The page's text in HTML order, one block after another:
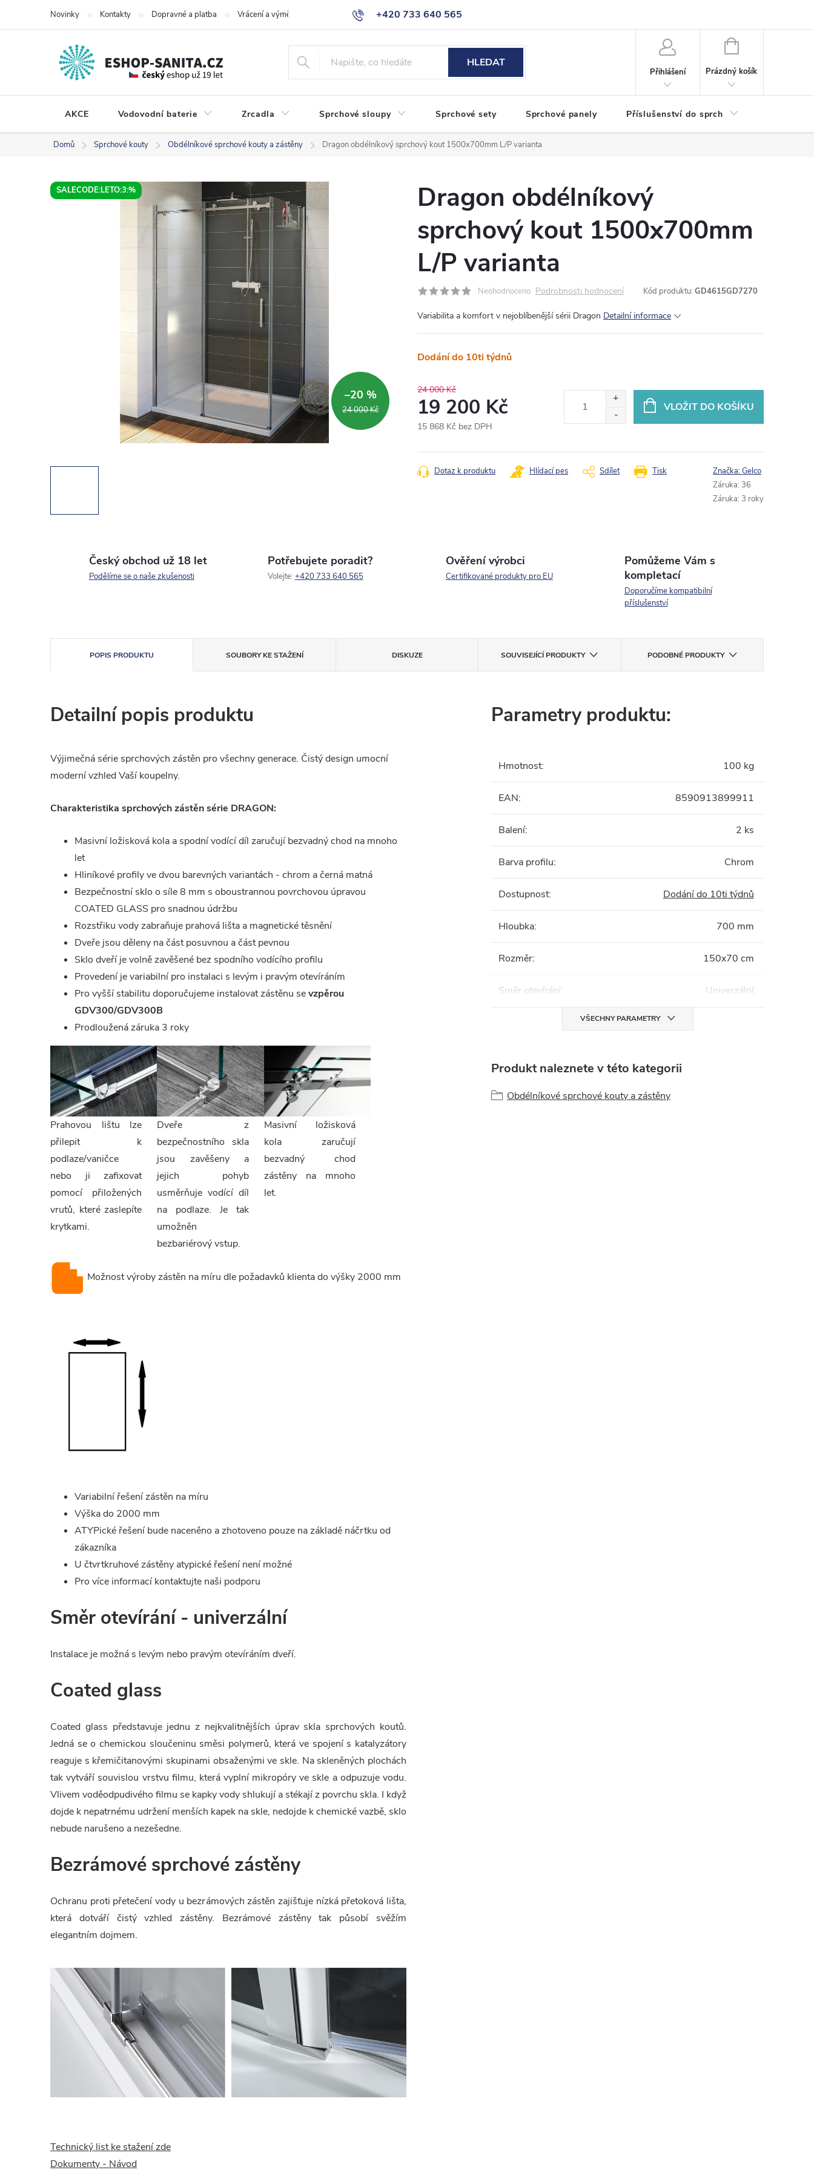
+420 733 640 565
info@eshop-sanita.cz
Novinky Kontakty Dopravné a platba Vrácení a výměna zboží Reklamace Obchodní podmínky
HLEDAT
Přihlášení
NÁKUPNÍ
Prázdný košík
AKCE Vodovodní baterie Zrcadla Sprchové sloupy Sprchové sety Sprchové panely Příslušenství do sprch
Domů Sprchové kouty Obdélníkové sprchové kouty a zástěny Dragon obdélníkový sprchový kout 1500x700mm L/P varianta
SALECODE:LETO:3:%
24 000 Kč
–20 %
Dragon obdélníkový
sprchový kout 1500x700mm
L/P varianta
Neohodnoceno Podrobnosti hodnocení Kód produktu: GD4615GD7270
Variabilita a komfort v nejoblíbenější sérii Dragon Detailní informace
Dodání do 10ti týdnů
24 000 Kč
19 200 Kč
15 868 Kč bez DPH
cena:
VLOŽIT DO KOŠÍKU
Tisk
Dotaz k produktu Hlídací pes Sdílet Značka:Gelco
Záruka: 36
Záruka: 3 roky
Český obchod už 18 let
Podělíme se o naše zkušenosti
Potřebujete poradit?
Volejte: +420 733 640 565
Ověření výrobci
Certifikované produkty pro EU
Pomůžeme Vám s
kompletací
Doporučíme kompatibilní
příslušenství
POPIS PRODUKTU SOUBORY KE STAŽENÍ DISKUZE SOUVISEJÍCÍ PRODUKTY PODOBNÉ PRODUKTY
Detailní popis produktu
Výjimečná série sprchových zástěn pro všechny generace. Čistý design umocní
moderní vzhled Vaší koupelny.
Charakteristika sprchových zástěn série DRAGON:
Masivní ložisková kola a spodní vodící díl zaručují bezvadný chod na mnoho
let
Hliníkové profily ve dvou barevných variantách - chrom a černá matná
Bezpečnostní sklo o síle 8 mm s oboustrannou povrchovou úpravou
COATED GLASS pro snadnou údržbu
Rozstřiku vody zabraňuje prahová lišta a magnetické těsnění
Dveře jsou děleny na část posuvnou a část pevnou
Sklo dveří je volně zavěšené bez spodního vodícího profilu
Provedení je variabilní pro instalaci s levým i pravým otevíráním
Pro vyšší stabilitu doporučujeme instalovat zástěnu sevzpěrou
GDV300/GDV300B
Prodloužená záruka 3 roky
Prahovou lištu lze
přilepit k
podlaze/vaničce
nebo ji zafixovat
pomocí přiložených
vrutů, které zaslepíte
krytkami.
Dveře z
bezpečnostního skla
jsou zavěšeny a
jejich pohyb
usměrňuje vodící díl
na podlaze. Je tak
umožněn
bezbariérový vstup.
Masivní ložisková
kola zaručují
bezvadný chod
zástěny na mnoho
let.
Možnost výroby zástěn na míru dle požadavků klienta do výšky 2000 mm
Variabilní řešení zástěn na míru
Výška do 2000 mm
ATYPické řešení bude naceněno a zhotoveno pouze na základě náčrtku od
zákazníka
U čtvrtkruhové zástěny atypické řešení není možné
Pro více informací kontaktujte naši podporu
Směr otevírání - univerzální
Instalace je možná s levým nebo pravým otevíráním dveří.
Coated glass
Coated glass představuje jednu z nejkvalitnějších úprav skla sprchových koutů.
Jedná se o chemickou sloučeninu směsi polymerů, která ve spojení s katalyzátory
reaguje s křemičitanovými skupinami obsaženými ve skle. Na skleněných plochách
tak vytváří souvislou vrstvu filmu, která vyplní mikropóry ve skle a odpuzuje vodu.
Vlivem voděodpudivého filmu se kapky vody shlukují a stékají z povrchu skla. I když
dojde k nepatrnému udržení menších kapek na skle, nedojde k chemické vazbě, sklo
nebude narušeno a nezešedne.
Bezrámové sprchové zástěny
Ochranu proti přetečení vody u bezrámových zástěn zajišťuje nízká přetoková lišta,
která dotváří čistý vzhled zástěny. Bezrámové zástěny tak působí svěžím
elegantním dojmem.
Technický list ke stažení zde
Dokumenty - Návod
Parametry produktu:
Hmotnost: 100 kg
EAN: 8590913899911
Balení: 2 ks
Barva profilu: Chrom
Dostupnost: Dodání do 10ti týdnů
Hloubka: 700 mm
Rozměr: 150x70 cm
Směr otevírání: Univerzální
VŠECHNY PARAMETRY
Produkt naleznete v této kategorii
Obdélníkové sprchové kouty a zástěny